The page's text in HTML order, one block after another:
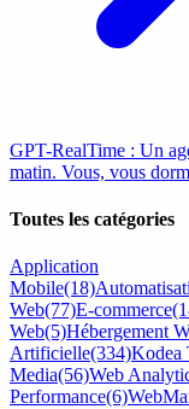
GPT-RealTime : Un
matin. Vous, vous
Toutes les catégories
Application
Mobile(18)
Web(77)E-commerce
Web(5)Hébergement
Artificielle(334)Kodea
Media(56)Web
Performance(6)